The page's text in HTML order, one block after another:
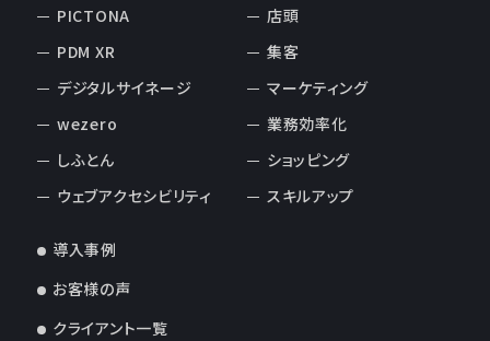
PICTONA
PDM XR
デジタルサイネージ
wezero
しふとん
ウェブアクセシビリティ
店頭
集客
マーケティング
業務効率化
ショッピング
スキルアップ
導入事例
お客様の声
クライアント一覧